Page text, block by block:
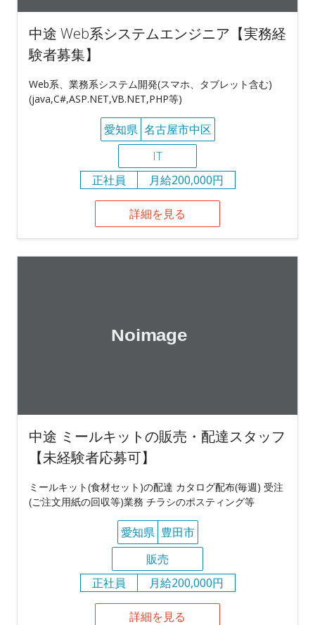
中途 Web系システムエンジニア【実務経
験者募集】
Web系、業務系システム開発(スマホ、タブレット含む)
(java,C#,ASP.NET,VB.NET,PHP等)
愛知県 名古屋市中区
IT
正社員
月給200,000円
詳細を見る
中途 ミールキットの販売・配達スタッフ
【未経験者応募可】
ミールキット(食材セット)の配達 カタログ配布(毎週) 受注
(ご注文用紙の回収等)業務 チラシのポスティング等
愛知県 豊田市
販売
正社員
月給200,000円
詳細を見る